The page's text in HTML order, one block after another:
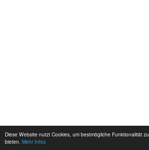
Diese Website nutzt Cookies, um bestmögliche Funktionalität zu
bieten. Mehr Infos